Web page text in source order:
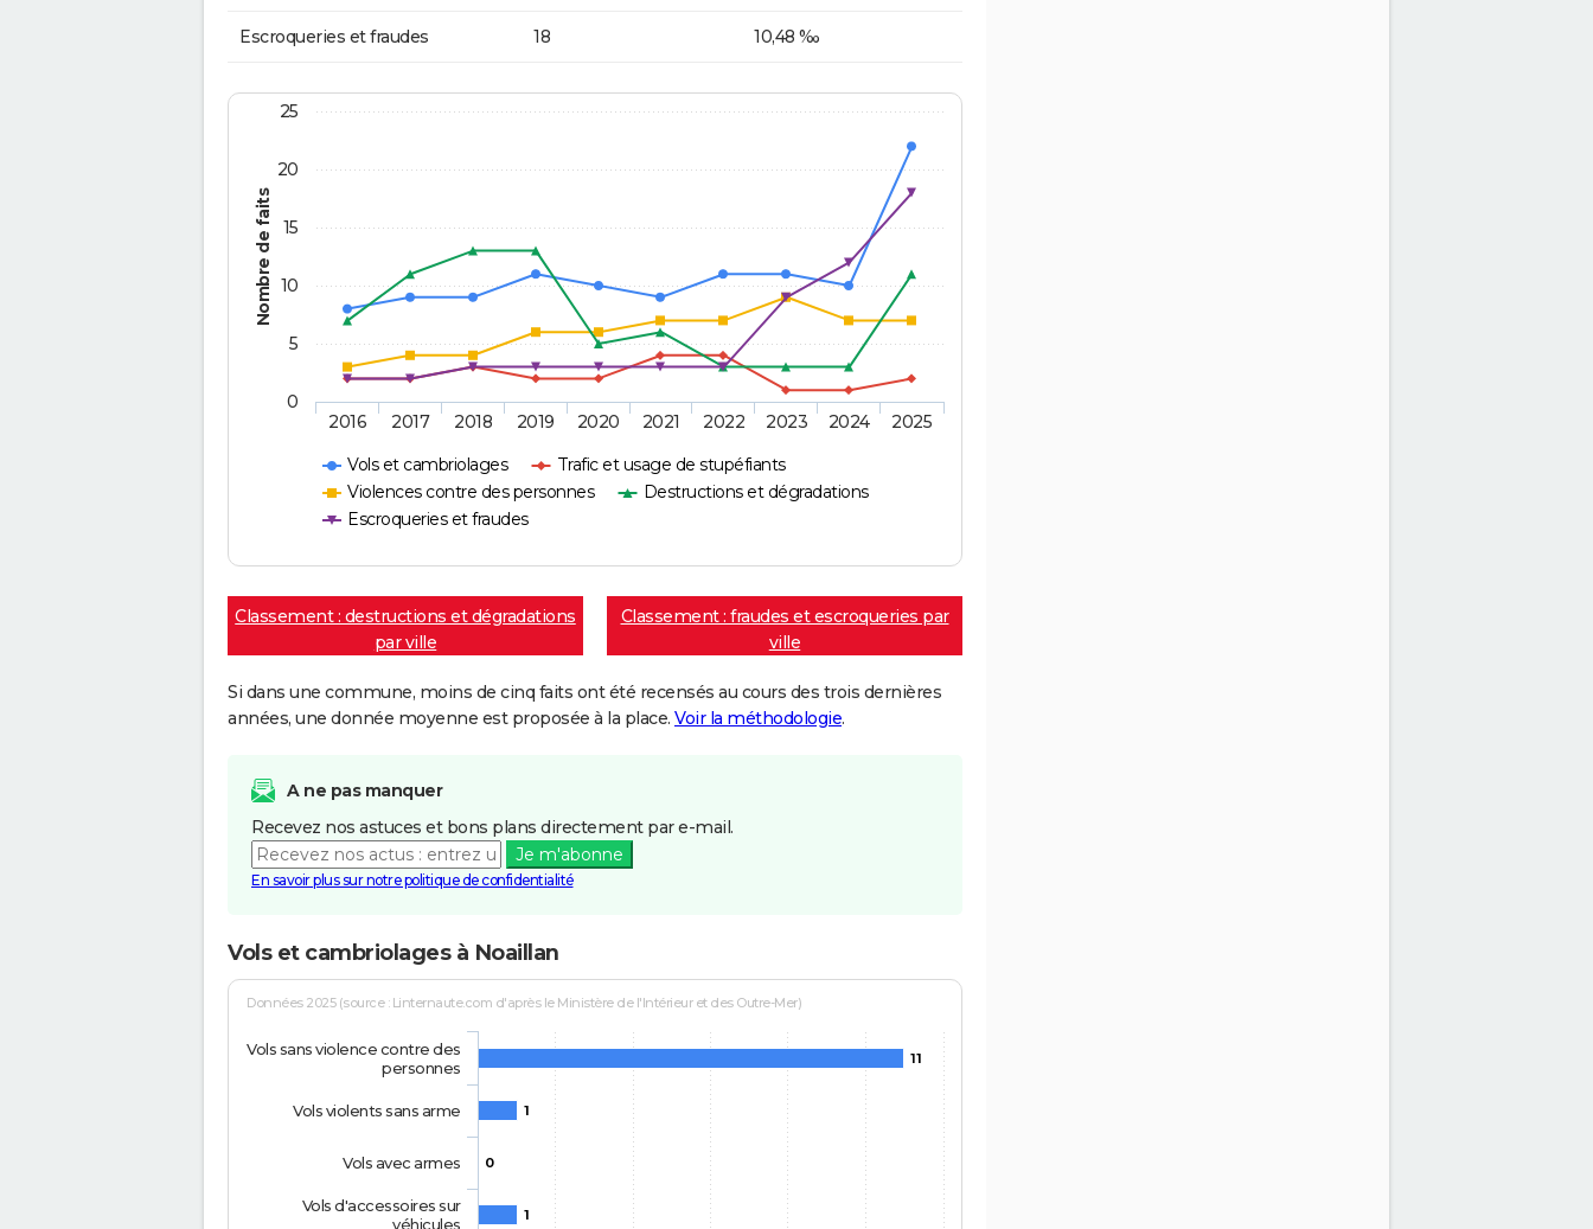
Escroqueries et fraudes 18 10,48 ‰
Nombre de faits
Vols et cambriolages
Trafic et usage de stupéfiants
Violences contre des personnes
Destructions et dégradations
Escroqueries et fraudes
2016 2017 2018 2019 2020 2021 2022 2023 2024 2025
0
5
10
15
20
25
Classement : destructions et dégradations
par ville
Classement : fraudes et escroqueries par
ville
Si dans une commune, moins de cinq faits ont été recensés au cours des trois dernières
années, une donnée moyenne est proposée à la place. Voir la méthodologie.
A ne pas manquer
Recevez nos astuces et bons plans directement par e-mail.
Je m'abonne
En savoir plus sur notre politique de confidentialité
Vols et cambriolages à Noaillan
Données 2025 (source : Linternaute.com d'après le Ministère de l'Intérieur et des Outre-Mer)
11
1
0
1
Vols sans violence contre des
personnes
Vols violents sans arme
Vols avec armes
Vols d'accessoires sur
véhicules